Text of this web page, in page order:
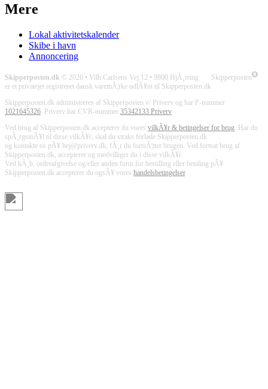
Mere
Lokal aktivitetskalender
Skibe i havn
Annoncering
Skipperposten.dk © 2026 • Vilh Carlsens Vej 12 • 9800 HjÃ¸rring Skipperposten
er et privatejet registreret dansk varemÃ¦rke udlÃ¥nt til Skipperposten.dk
Skipperposten.dk administreres af Skipperposten v/ Priverv og har P-nummer
1021645326 . Priverv har CVR-nummer 35342133 Priverv
Ved brug af Skipperposten.dk accepterer du vores vilkÃ¥r & betingelser for brug . Har du
spÃ¸rgsmÃ¥l til disse vilkÃ¥r, skal du straks forlade Skipperposten.dk
og kontakte os pÃ¥ hej@priverv.dk, fÃ¸r du fortsÃ¦tter brugen. Ved fortsat brug af
Skipperposten.dk, accepterer og medvilliger du i disse vilkÃ¥r.
Ved kÃ¸b, ordreafgivelse og/eller anden form for bestilling eller betaling pÃ¥
Skipperposten.dk accepterer du ogsÃ¥ vores handelsbetingelser.